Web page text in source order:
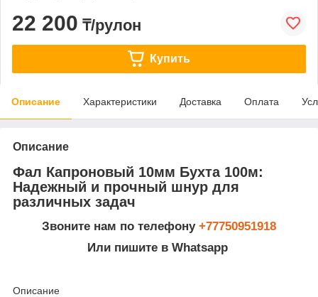
22 200 ₸/рулон
Купить
Описание Характеристики Доставка Оплата
Описание
Фал Капроновый 10мм Бухта 100м:
Надежный и прочный шнур для
различных задач
Звоните нам по телефону +77750951918
Или пишите в Whatsapp
Описание